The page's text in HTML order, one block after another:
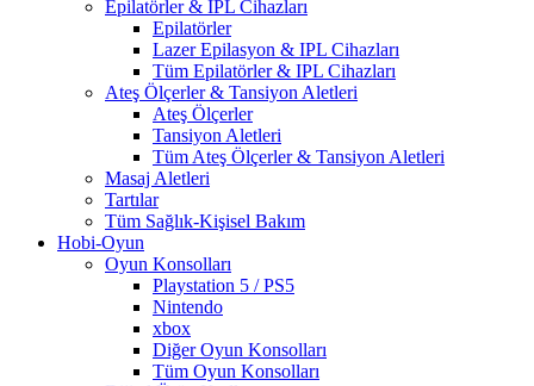
Epilatörler & IPL Cihazları
Epilatörler
Lazer Epilasyon & IPL Cihazları
Tüm Epilatörler & IPL Cihazları
Ateş Ölçerler & Tansiyon Aletleri
Ateş Ölçerler
Tansiyon Aletleri
Tüm Ateş Ölçerler & Tansiyon Aletleri
Masaj Aletleri
Tartılar
Tüm Sağlık-Kişisel Bakım
Hobi-Oyun
Oyun Konsolları
Playstation 5 / PS5
Nintendo
xbox
Diğer Oyun Konsolları
Tüm Oyun Konsolları